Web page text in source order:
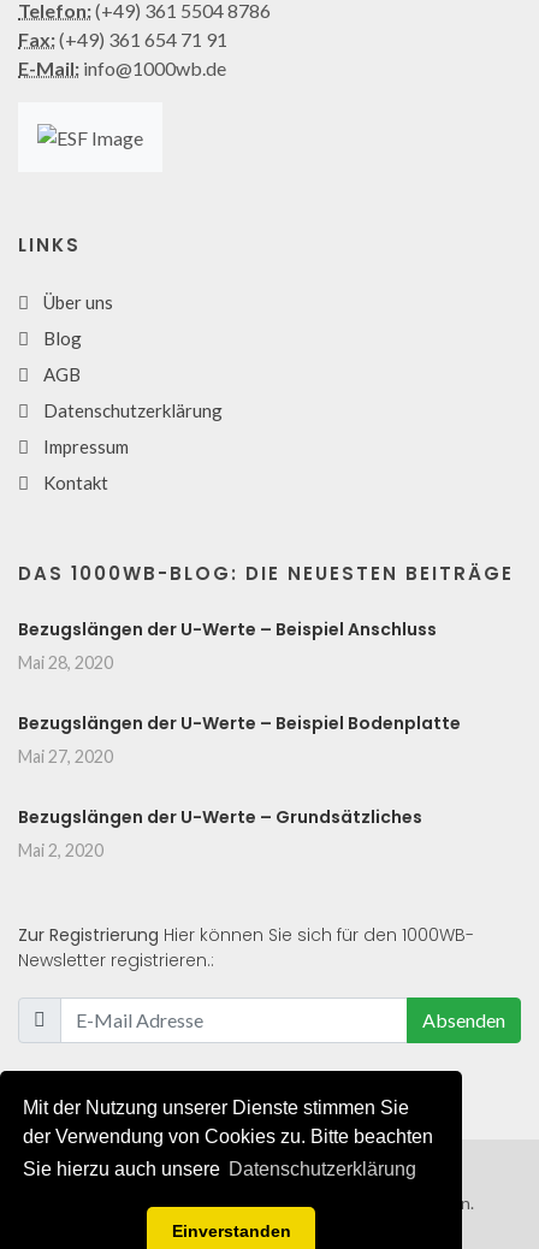
Mit der Nutzung unserer Dienste stimmen Sie
der Verwendung von Cookies zu. Bitte beachten
Sie hierzu auch unsere Datenschutzerklärung
Einverstanden
Telefon:(+49) 361 5504 8786
Fax:(+49) 361 654 71 91
E-Mail: info@1000wb.de
LINKS
Über uns
Blog
AGB
Datenschutzerklärung
Impressum
Kontakt
DAS 1000WB-BLOG: DIE NEUESTEN BEITRÄGE
Bezugslängen der U-Werte – Beispiel Anschluss
Mai 28, 2020
Bezugslängen der U-Werte – Beispiel Bodenplatte
Mai 27, 2020
Bezugslängen der U-Werte – Grundsätzliches
Mai 2, 2020
Zur Registrierung Hier können Sie sich für den 1000WB-
Newsletter registrieren.:
Absenden
© 2019 - 2021 - Alle Rechte von 1000WB vorbehalten.
AGB/Datenschutzerklärung